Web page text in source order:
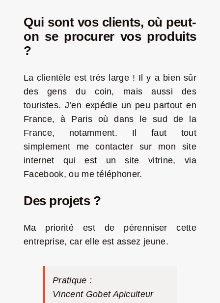
Qui sont vos clients, où peut-
on se procurer vos produits
?
La clientèle est très large ! Il y a bien sûr
des gens du coin, mais aussi des
touristes. J’en expédie un peu partout en
France, à Paris où dans le sud de la
France, notamment. Il faut tout
simplement me contacter sur mon site
internet qui est un site vitrine, via
Facebook, ou me téléphoner.
Des projets ?
Ma priorité est de pérenniser cette
entreprise, car elle est assez jeune.
Pratique :
Vincent Gobet Apiculteur